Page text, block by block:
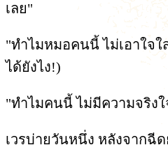
เลย"
"ทำไมหมอคนนี้ ไม่เอาใจใ
ได้ยังไง!)
"ทำไมคนนี้ ไม่มีความจริงใ
เวรบ่ายวันหนึ่ง หลังจากฉี